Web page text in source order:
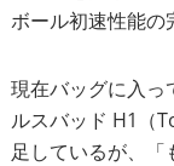
ボール初速性能の
現在バッグに入っ
ルスバッド H1（
足しているが、「